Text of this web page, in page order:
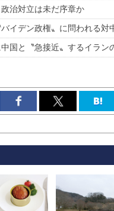
治対立は未だ序章か
イデン政権〟に問われる対
国と〝急接近〟するイラン